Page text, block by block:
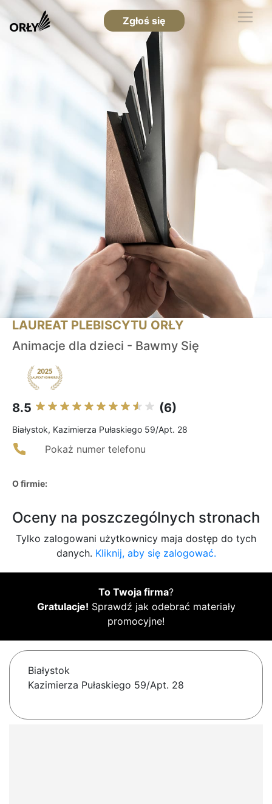
Zgłoś się
LAUREAT PLEBISCYTU ORŁY
Animacje dla dzieci - Bawmy Się
8.5 (6)
Białystok, Kazimierza Pułaskiego 59/Apt. 28
Pokaż numer telefonu
O firmie:
Oceny na poszczególnych stronach
Tylko zalogowani użytkownicy maja dostęp do tych
danych. Kliknij, aby się zalogować.
To Twoja firma?
Gratulacje! Sprawdź jak odebrać materiały
promocyjne!
Białystok
Kazimierza Pułaskiego 59/Apt. 28